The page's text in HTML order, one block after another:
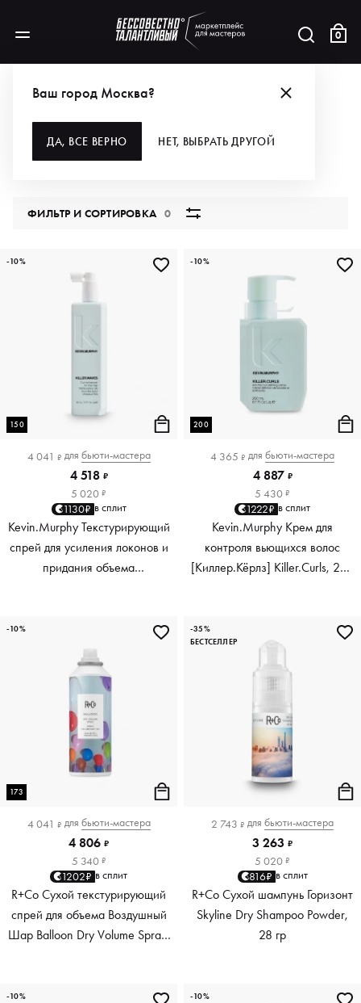
0
Ваш город Москва?
ДА, ВСЕ ВЕРНО НЕТ, ВЫБРАТЬ ДРУГОЙ
ДЛЯ ВОЛОС
ФИЛЬТР И СОРТИРОВКА0
150
4 041 ₽ для бьюти-мастера
4 518 ₽
5 020 ₽
1130₽ в сплит
Kevin.Murphy Текстурирующий
спрей для усиления локонов и
придания объема
-10%
200
4 365 ₽ для бьюти-мастера
4 887 ₽
5 430 ₽
1222₽ в сплит
Kevin.Murphy Крем для
контроля вьющихся волос
[Киллер.Кёрлз] Killer.Curls, 200
-10%
173
4 041 ₽ для бьюти-мастера
4 806 ₽
5 340 ₽
1202₽ в сплит
R+Co Сухой текстурирующий
спрей для объема Воздушный
Шар Balloon Dry Volume Spray,
-10%
2 743 ₽ для бьюти-мастера
3 263 ₽
5 020 ₽
816₽ в сплит
R+Co Сухой шампунь Горизонт
Skyline Dry Shampoo Powder,
28 гр
-35%
БЕСТСЕЛЛЕР
-10% -10%